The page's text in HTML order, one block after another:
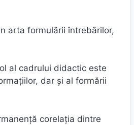
arta formulării întrebărilor,
al cadrului didactic este
dar şi al formării
corelația dintre